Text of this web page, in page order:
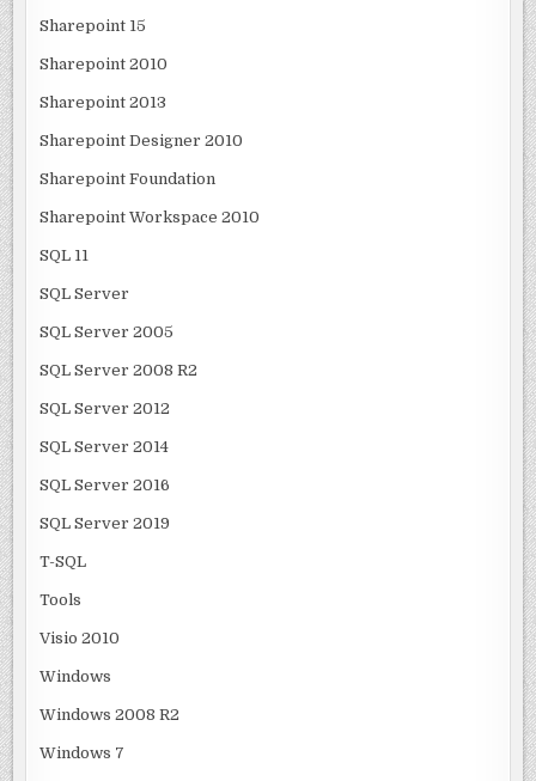
Sharepoint 15
Sharepoint 2010
Sharepoint 2013
Sharepoint Designer 2010
Sharepoint Foundation
Sharepoint Workspace 2010
SQL 11
SQL Server
SQL Server 2005
SQL Server 2008 R2
SQL Server 2012
SQL Server 2014
SQL Server 2016
SQL Server 2019
T-SQL
Tools
Visio 2010
Windows
Windows 2008 R2
Windows 7